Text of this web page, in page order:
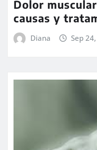
Dolor
causas y
Diana Sep